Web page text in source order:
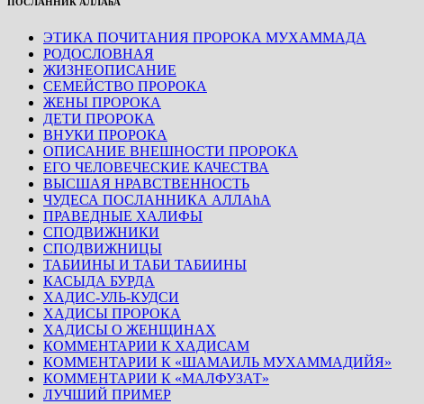
ЭТИКА ПОЧИТАНИЯ ПРОРОКА МУХАММАДА
РОДОСЛОВНАЯ
ЖИЗНЕОПИСАНИЕ
СЕМЕЙСТВО ПРОРОКА
ЖЕНЫ ПРОРОКА
ДЕТИ ПРОРОКА
ВНУКИ ПРОРОКА
ОПИСАНИЕ ВНЕШНОСТИ ПРОРОКА
ЕГО ЧЕЛОВЕЧЕСКИЕ КАЧЕСТВА
ВЫСШАЯ НРАВСТВЕННОСТЬ
ЧУДЕСА ПОСЛАННИКА АЛЛАhА
ПРАВЕДНЫЕ ХАЛИФЫ
СПОДВИЖНИКИ
СПОДВИЖНИЦЫ
ТАБИИНЫ И ТАБИ ТАБИИНЫ
КАСЫДА БУРДА
ХАДИС-УЛЬ-КУДСИ
ХАДИСЫ ПРОРОКА
ХАДИСЫ О ЖЕНЩИНАХ
КОММЕНТАРИИ К ХАДИСАМ
КОММЕНТАРИИ К «ШАМАИЛЬ МУХАММАДИЙЯ»
КОММЕНТАРИИ К «МАЛФУЗАТ»
ЛУЧШИЙ ПРИМЕР